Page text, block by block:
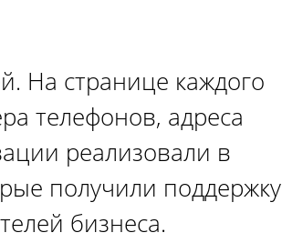
На странице каждого
телефонов, адреса
реализовали в
получили поддержку
бизнеса.